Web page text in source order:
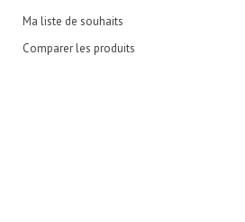
Ma liste de souhaits
Comparer les produits